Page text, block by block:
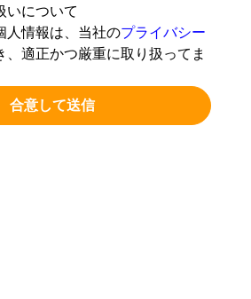
いについて
人情報は、当社のプライバシー
、適正かつ厳重に取り扱ってま